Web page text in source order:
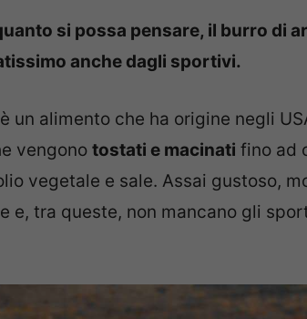
si possa pensare, il burro di
anche dagli sportivi.
un alimento che ha origine negli
vengono tostati e macinati fino ad
vegetale e sale. Assai gustoso,
e, tra queste, non mancano gli